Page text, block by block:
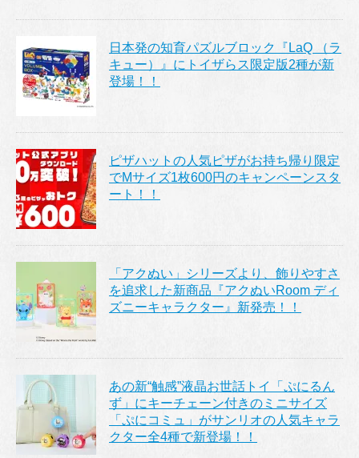
日本発の知育パズルブロック『LaQ （ラ
キュー）』にトイザらス限定版2種が新
登場！！
ピザハットの人気ピザがお持ち帰り限定
でMサイズ1枚600円のキャンペーンスタ
ート！！
「アクぬい」シリーズより、飾りやすさ
を追求した新商品『アクぬいRoom ディ
ズニーキャラクター』新発売！！
あの新“触感”液晶お世話トイ「ぷにるん
ず」にキーチェーン付きのミニサイズ
「ぷにコミュ」がサンリオの人気キャラ
クター全4種で新登場！！